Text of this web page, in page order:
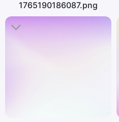
1765190186087.png